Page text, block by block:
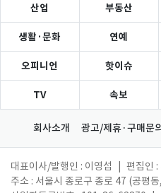
산업 부동산
생활·문화 연예
오피니언 핫이슈
TV 속보
회사소개 광고/제휴·구매문
대표이사/발행인 : 이영섭 편집인 :
주소 : 서울시 종로구 종로 47 (공평